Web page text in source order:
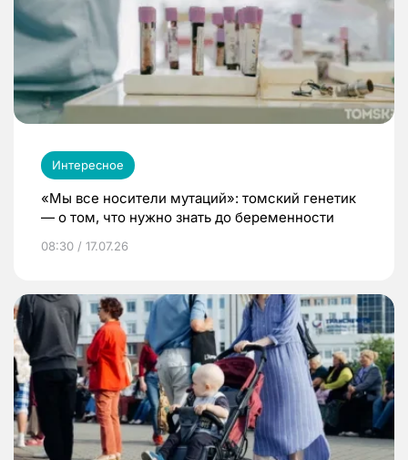
Интересное
«Мы все носители мутаций»: томский генетик
— о том, что нужно знать до беременности
08:30 / 17.07.26